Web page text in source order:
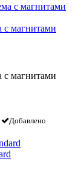
с магнитами
с магнитами
Добавлено